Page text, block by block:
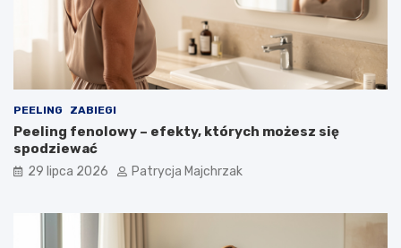
PEELING ZABIEGI
Peeling fenolowy – efekty, których możesz się
spodziewać
29 lipca 2026 Patrycja Majchrzak